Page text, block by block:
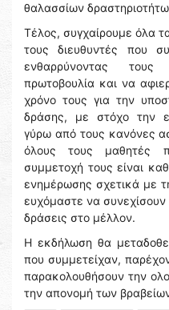
θαλασσίων
Τέλος, συγχαίρουμε όλα
τους διευθυντές που
ενθαρρύνοντας
πρωτοβουλία και να
χρόνο τους για την
δράσης, με στόχο την
γύρω από τους κανόνες
όλους τους μαθητές
συμμετοχή τους είναι
ενημέρωσης σχετικά με
ευχόμαστε να
δράσεις στο μέλλον.
Η εκδήλωση θα
που συμμετείχαν,
παρακολουθήσουν την
την απονομή των